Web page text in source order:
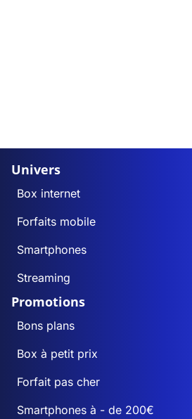
Univers
Box internet
Forfaits mobile
Smartphones
Streaming
Promotions
Bons plans
Box à petit prix
Forfait pas cher
Smartphones à - de 200€